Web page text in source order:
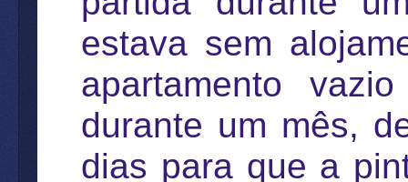
estava sem
apartamento
durante um mês,
dias para que a